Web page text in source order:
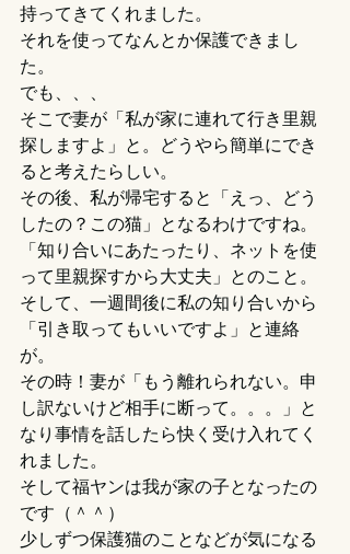
持ってきてくれました。
それを使ってなんとか保護できまし
た。
でも、、、
そこで妻が「私が家に連れて行き里親
探しますよ」と。どうやら簡単にでき
ると考えたらしい。
その後、私が帰宅すると「えっ、どう
したの？この猫」となるわけですね。
「知り合いにあたったり、ネットを使
って里親探すから大丈夫」とのこと。
そして、一週間後に私の知り合いから
「引き取ってもいいですよ」と連絡
が。
その時！妻が「もう離れられない。申
し訳ないけど相手に断って。。。」と
なり事情を話したら快く受け入れてく
れました。
そして福ヤンは我が家の子となったの
です（＾＾）
少しずつ保護猫のことなどが気になる